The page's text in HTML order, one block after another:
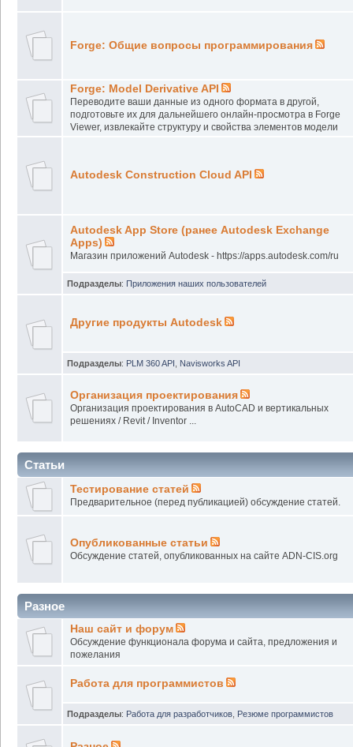
Forge: Общие вопросы программирования
Forge: Model Derivative API
Переводите ваши данные из одного формата в другой,
подготовьте их для дальнейшего онлайн-просмотра в Forge
Viewer, извлекайте структуру и свойства элементов модели
Autodesk Construction Cloud API
Autodesk App Store (ранее Autodesk Exchange
Apps)
Магазин приложений Autodesk - https://apps.autodesk.com/ru
Подразделы: Приложения наших пользователей
Другие продукты Autodesk
Подразделы: PLM 360 API Navisworks API
Организация проектирования
Организация проектирования в AutoCAD и вертикальных
решениях / Revit / Inventor ...
Статьи
Тестирование статей
Предварительное (перед публикацией) обсуждение статей.
Опубликованные статьи
Обсуждение статей, опубликованных на сайте ADN-CIS.org
Разное
Наш сайт и форум
Обсуждение функционала форума и сайта, предложения и
пожелания
Работа для программистов
Подразделы: Работа для разработчиков Резюме программистов